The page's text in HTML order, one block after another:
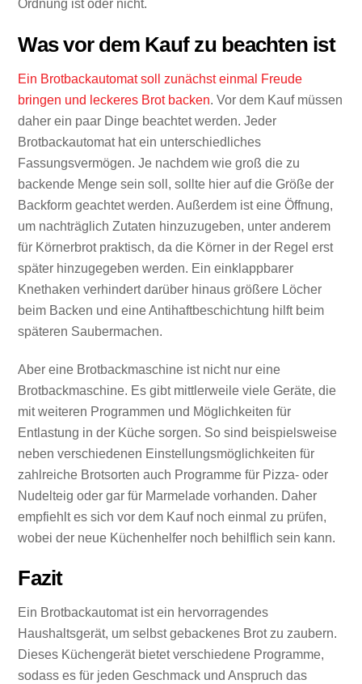
Ordnung ist oder nicht.
Was vor dem Kauf zu beachten ist
Ein Brotbackautomat soll zunächst einmal Freude
bringen und leckeres Brot backen. Vor dem Kauf müssen
daher ein paar Dinge beachtet werden. Jeder
Brotbackautomat hat ein unterschiedliches
Fassungsvermögen. Je nachdem wie groß die zu
backende Menge sein soll, sollte hier auf die Größe der
Backform geachtet werden. Außerdem ist eine Öffnung,
um nachträglich Zutaten hinzuzugeben, unter anderem
für Körnerbrot praktisch, da die Körner in der Regel erst
später hinzugegeben werden. Ein einklappbarer
Knethaken verhindert darüber hinaus größere Löcher
beim Backen und eine Antihaftbeschichtung hilft beim
späteren Saubermachen.
Aber eine Brotbackmaschine ist nicht nur eine
Brotbackmaschine. Es gibt mittlerweile viele Geräte, die
mit weiteren Programmen und Möglichkeiten für
Entlastung in der Küche sorgen. So sind beispielsweise
neben verschiedenen Einstellungsmöglichkeiten für
zahlreiche Brotsorten auch Programme für Pizza- oder
Nudelteig oder gar für Marmelade vorhanden. Daher
empfiehlt es sich vor dem Kauf noch einmal zu prüfen,
wobei der neue Küchenhelfer noch behilflich sein kann.
Fazit
Ein Brotbackautomat ist ein hervorragendes
Haushaltsgerät, um selbst gebackenes Brot zu zaubern.
Dieses Küchengerät bietet verschiedene Programme,
sodass es für jeden Geschmack und Anspruch das